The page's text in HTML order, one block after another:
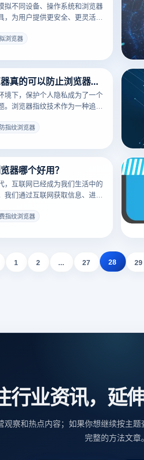
加顺利地操作。
拟不同设备、操作系统和浏览器
，为用户提供更安全、更灵活的
浏览器可以模拟不同区域的IP地
您选择合适的虚拟浏览器工具，
置虚拟IP地址。
浏览器
防指纹浏览器真的可以防止浏览器指纹被采集吗？
境下，保护个人隐私成为了一个
。浏览器指纹技术作为一种追踪
。然而，这些工具真的能有效实
吗？本文将探讨防指纹浏览器的
其在实际应用中的效果，并分析
防指纹浏览器
器哪个好用？
，互联网已经成为我们生活中的
我们通过互联网获取信息、进行
的增加，隐私和安全风险也随之
在线隐私，专业人士和普通用户
，其中之一就是指纹浏览器。指
护，防止账户关联和追踪。本文
的指纹浏览器，并对它们进行比
指纹浏览器
1 2 ... 27 28 29
行业资讯，延
察和热点内容；如果你想继续按主
完整的方法文章。